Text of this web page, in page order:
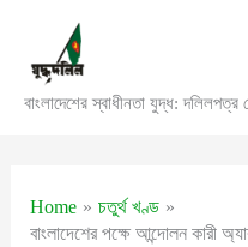
content
বাংলাদেশের স্বাধীনতা যুদ্ধ: দলিলপত্র
Home
চতুর্থ খণ্ড
বাংলাদেশের পক্ষে আন্দোলন কারী